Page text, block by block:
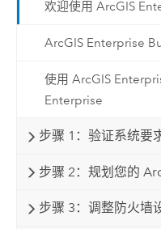
欢迎使用 ArcGIS
ArcGIS Enterprise
使用 ArcGIS
Enterprise
步骤 1：验证系统要
步骤 2：规划您的
步骤 3：调整防火墙